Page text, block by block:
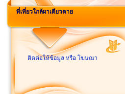
ที่เที่ยวใกล้ผาเดียวดาย
ติดต่อให้ข้อมูล หรือ โฆษณา